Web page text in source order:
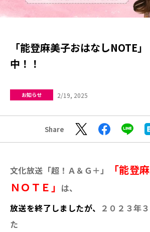
「能登麻美子おはなしNOTE
中！！
お知らせ 2/19, 2025
Share
文化放送「超！Ａ＆Ｇ＋」
「能登
ＮＯＴＥ」 は、
放送を終了しましたが、 ２０２３年
た